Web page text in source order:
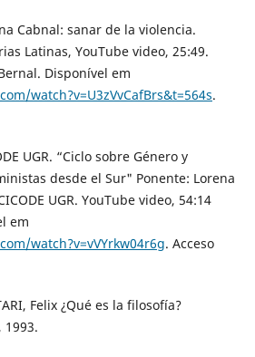
Cabnal: sanar de la violencia.
Latinas, YouTube video, 25:49.
Disponível em
watch?v=U3zVvCafBrs&t=564s.
UGR. “Ciclo sobre Género y
desde el Sur" Ponente: Lorena
UGR. YouTube video, 54:14
em
watch?v=vVYrkw04r6g. Acceso
Felix ¿Qué es la filosofía?
1993.